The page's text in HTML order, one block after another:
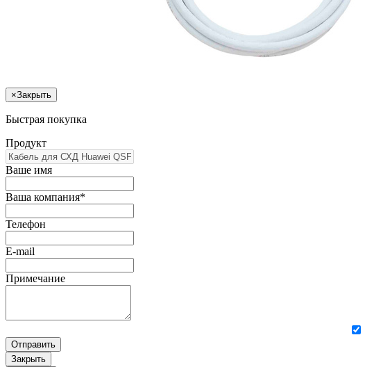
×Закрыть
Быстрая покупка
Продукт
Ваше имя
Ваша компания*
Телефон
E-mail
Примечание
Отправить
Закрыть